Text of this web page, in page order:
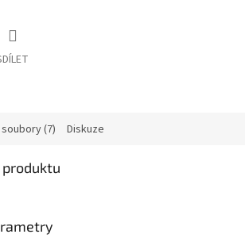
(7) Diskuze